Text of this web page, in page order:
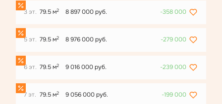
3 эт. 79.5 м2 8 897 000 руб. -358 000
5 эт. 79.5 м2 8 976 000 руб. -279 000
6 эт. 79.5 м2 9 016 000 руб. -239 000
7 эт. 79.5 м2 9 056 000 руб. -199 000